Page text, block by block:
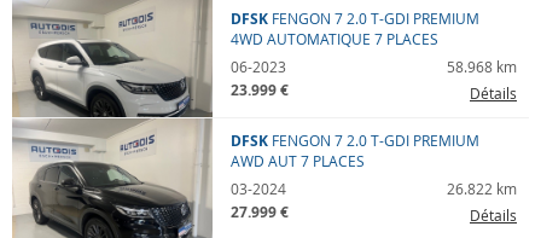
DFSK FENGON 7 2.0 T-GDI PREMIUM
4WD AUTOMATIQUE 7 PLACES
06-2023
58.968 km
23.999 € Détails
DFSK FENGON 7 2.0 T-GDI PREMIUM
AWD AUT 7 PLACES
03-2024
26.822 km
27.999 € Détails